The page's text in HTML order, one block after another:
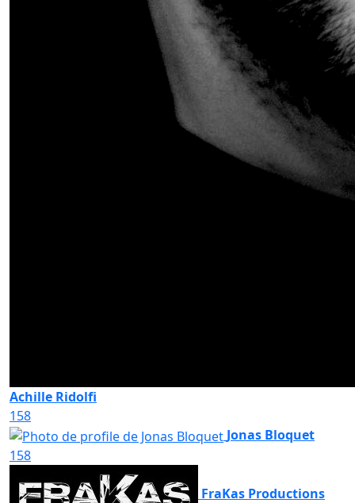
Achille Ridolfi
158
Jonas Bloquet
158
FraKas Productions